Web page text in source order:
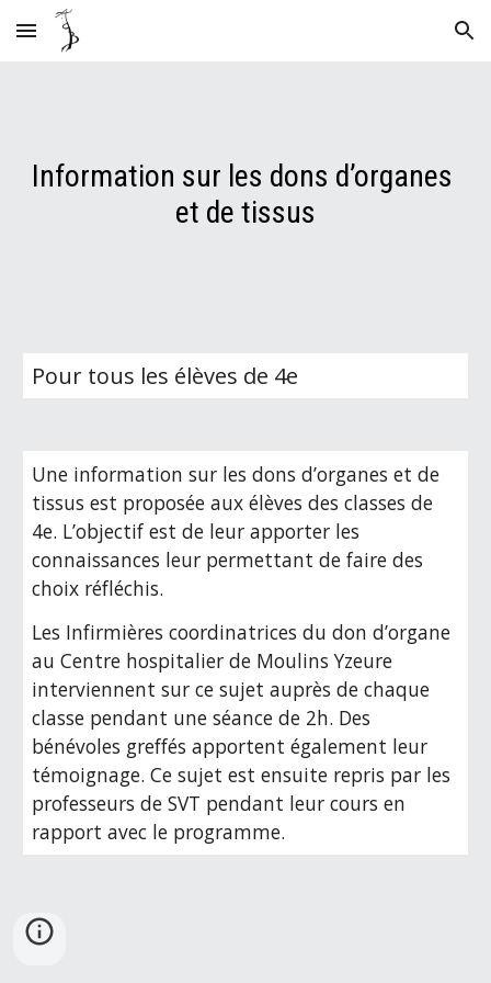
Skip to main content Skip to navigation
Information sur les dons d’organes
et de tissus
Pour tous les élèves de 4e
Une information sur les dons d’organes et de
tissus est proposée aux élèves des classes de
4e. L’objectif est de leur apporter les
connaissances leur permettant de faire des
choix réfléchis.
Les Infirmières coordinatrices du don d’organe
au Centre hospitalier de Moulins Yzeure
interviennent sur ce sujet auprès de chaque
classe pendant une séance de 2h. Des
bénévoles greffés apportent également leur
témoignage. Ce sujet est ensuite repris par les
professeurs de SVT pendant leur cours en
rapport avec le programme.